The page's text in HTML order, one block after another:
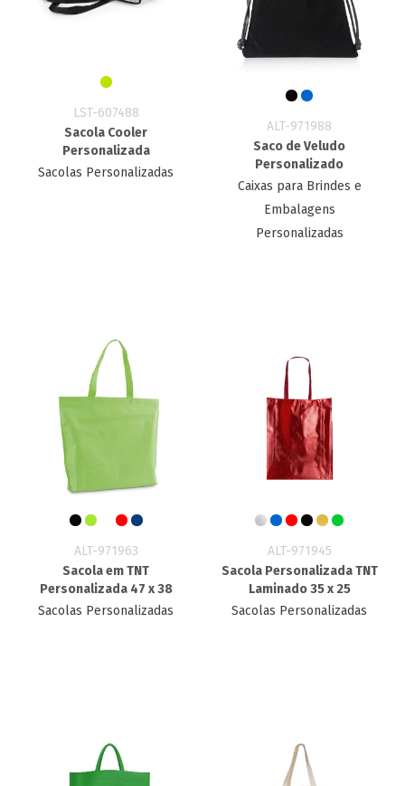
LST-607488
Sacola Cooler
Personalizada
Sacolas Personalizadas
ALT-971988
Saco de Veludo
Personalizado
Caixas para Brindes e
Embalagens
Personalizadas
ALT-971963
Sacola em TNT
Personalizada 47 x 38
Sacolas Personalizadas
ALT-971945
Sacola Personalizada TNT​
Laminado 35 x 25
Sacolas Personalizadas